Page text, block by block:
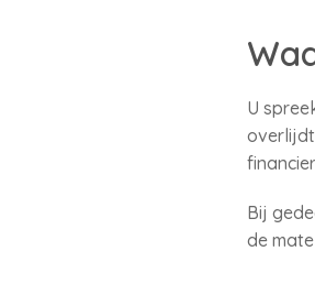
U
Bij
de